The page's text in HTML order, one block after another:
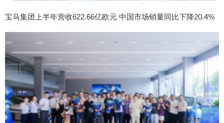
宝马集团上半年营收622.66亿欧元 中国市场销量同比下降20.4%